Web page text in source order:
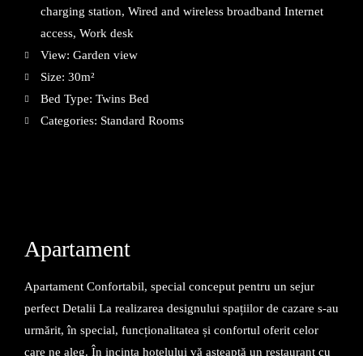
charging station, Wired and wireless broadband Internet
access, Work desk
View: Garden view
Size: 30m²
Bed Type: Twins Bed
Categories: Standard Rooms
Apartament
Apartament Confortabil, special conceput pentru un sejur
perfect Detalii La realizarea designului spațiilor de cazare s-au
urmărit, în special, funcționalitatea și confortul oferit celor
care ne aleg. În incinta hotelului vă așteaptă un restaurant cu